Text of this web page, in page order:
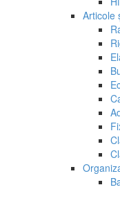
Articole